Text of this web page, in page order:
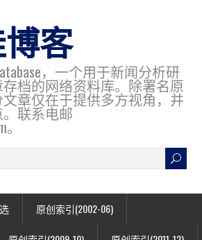
客
，一个用于新闻分析研
档的网络资料库。除署名原
章仅在于提供多方视角，并
联系电邮
原创索引(2002-06)